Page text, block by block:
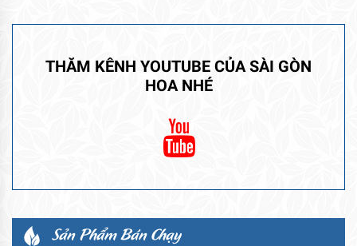
THĂM KÊNH YOUTUBE CỦA SÀI GÒN
HOA NHÉ
Sản Phẩm Bán Chạy